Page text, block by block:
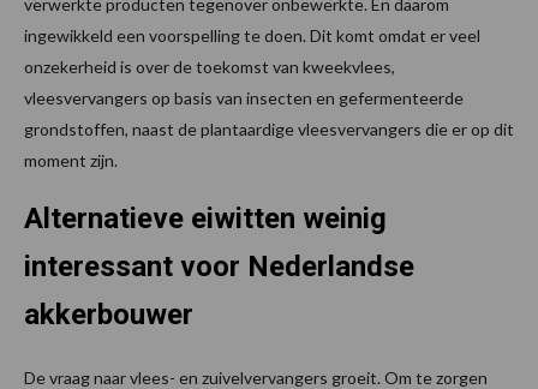
ingewikkeld een voorspelling te doen. Dit komt omdat er veel
onzekerheid is over de toekomst van kweekvlees,
vleesvervangers op basis van insecten en gefermenteerde
grondstoffen, naast de plantaardige vleesvervangers die er op dit
moment zijn.
Alternatieve eiwitten weinig
interessant voor Nederlandse
akkerbouwer
De vraag naar vlees- en zuivelvervangers groeit. Om te zorgen